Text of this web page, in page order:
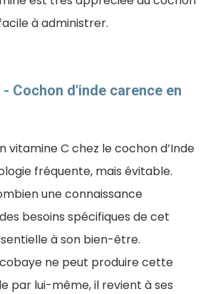
à administrer.
Cochon d'inde carence en
vitamine C chez le cochon d’Inde
fréquente, mais évitable.
une connaissance
besoins spécifiques de cet
à son bien-être.
ne peut produire cette
par lui-même, il revient à ses